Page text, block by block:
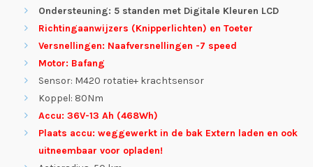
Ondersteuning: 5 standen met Digitale Kleuren LCD
Richtingaanwijzers (Knipperlichten) en Toeter
Versnellingen: Naafversnellingen -7 speed
Motor: Bafang
Sensor: M420 rotatie+ krachtsensor
Koppel: 80Nm
Accu: 36V-13 Ah (468Wh)
Plaats accu: weggewerkt in de bak Extern laden en ook
uitneembaar voor opladen!